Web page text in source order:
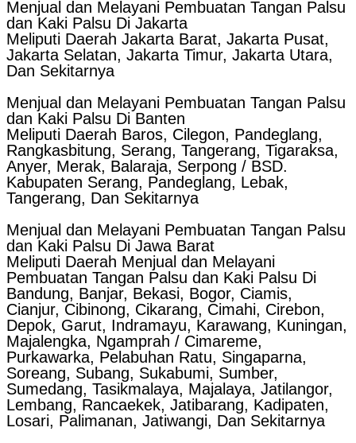
Menjual dan Melayani Pembuatan Tangan Palsu
dan Kaki Palsu Di Jakarta
Meliputi Daerah Jakarta Barat, Jakarta Pusat,
Jakarta Selatan, Jakarta Timur, Jakarta Utara,
Dan Sekitarnya
Menjual dan Melayani Pembuatan Tangan Palsu
dan Kaki Palsu Di Banten
Meliputi Daerah Baros, Cilegon, Pandeglang,
Rangkasbitung, Serang, Tangerang, Tigaraksa,
Anyer, Merak, Balaraja, Serpong / BSD.
Kabupaten Serang, Pandeglang, Lebak,
Tangerang, Dan Sekitarnya
Menjual dan Melayani Pembuatan Tangan Palsu
dan Kaki Palsu Di Jawa Barat
Meliputi Daerah Menjual dan Melayani
Pembuatan Tangan Palsu dan Kaki Palsu Di
Bandung, Banjar, Bekasi, Bogor, Ciamis,
Cianjur, Cibinong, Cikarang, Cimahi, Cirebon,
Depok, Garut, Indramayu, Karawang, Kuningan,
Majalengka, Ngamprah / Cimareme,
Purkawarka, Pelabuhan Ratu, Singaparna,
Soreang, Subang, Sukabumi, Sumber,
Sumedang, Tasikmalaya, Majalaya, Jatilangor,
Lembang, Rancaekek, Jatibarang, Kadipaten,
Losari, Palimanan, Jatiwangi, Dan Sekitarnya